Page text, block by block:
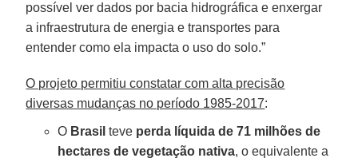
possível ver dados por bacia hidrográfica e enxergar
a infraestrutura de energia e transportes para
entender como ela impacta o uso do solo.”
O projeto permitiu constatar com alta precisão
diversas mudanças no período 1985-2017:
O Brasil teve perda líquida de 71 milhões de
hectares de vegetação nativa, o equivalente a